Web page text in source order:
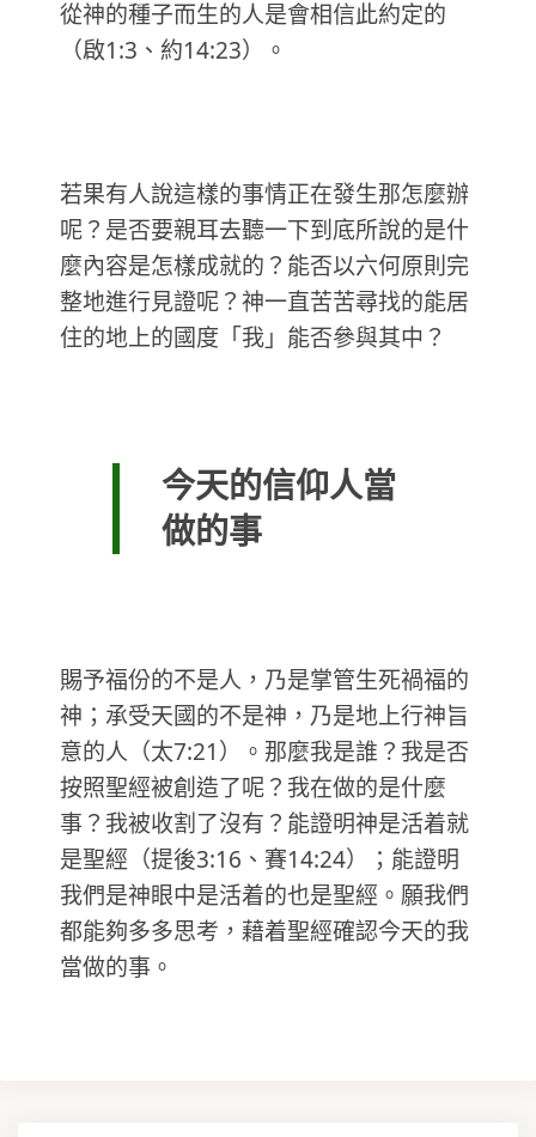
從神的種子而生的人是會相信此約定的
（啟1:3、約14:23）。
若果有人說這樣的事情正在發生那怎麼辦
呢？是否要親耳去聽一下到底所說的是什
麼內容是怎樣成就的？能否以六何原則完
整地進行見證呢？神一直苦苦尋找的能居
住的地上的國度「我」能否參與其中？
今天的信仰人當
做的事
賜予福份的不是人，乃是掌管生死禍福的
神；承受天國的不是神，乃是地上行神旨
意的人（太7:21）。那麼我是誰？我是否
按照聖經被創造了呢？我在做的是什麼
事？我被收割了沒有？能證明神是活着就
是聖經（提後3:16、賽14:24）；能證明
我們是神眼中是活着的也是聖經。願我們
都能夠多多思考，藉着聖經確認今天的我
當做的事。